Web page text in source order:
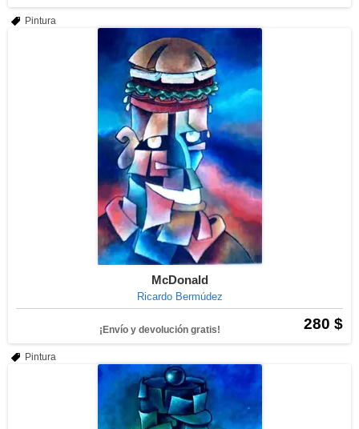
Pintura
McDonald
Ricardo Bermúdez
280 $
¡Envío y devolución gratis!
Pintura